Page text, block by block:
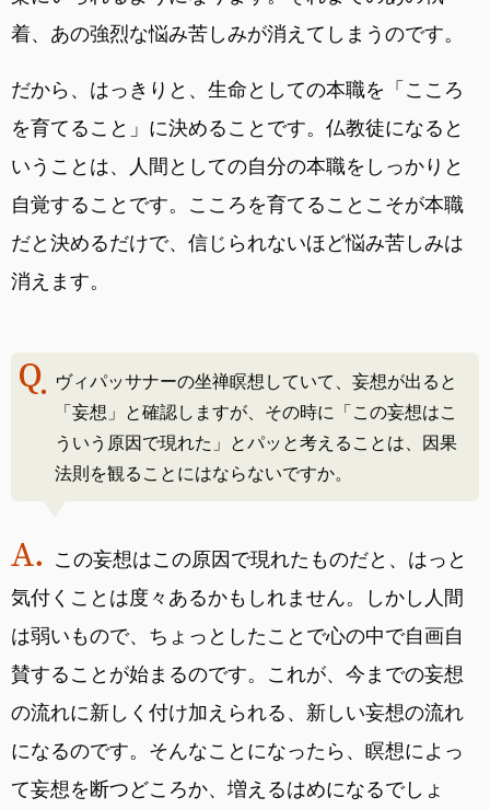
着、あの強烈な悩み苦しみが消えてしまうのです。
だから、はっきりと、生命としての本職を「こころ
を育てること」に決めることです。仏教徒になると
いうことは、人間としての自分の本職をしっかりと
自覚することです。こころを育てることこそが本職
だと決めるだけで、信じられないほど悩み苦しみは
消えます。
ヴィパッサナーの坐禅瞑想していて、妄想が出ると
「妄想」と確認しますが、その時に「この妄想はこ
ういう原因で現れた」とパッと考えることは、因果
法則を観ることにはならないですか。
この妄想はこの原因で現れたものだと、はっと
気付くことは度々あるかもしれません。しかし人間
は弱いもので、ちょっとしたことで心の中で自画自
賛することが始まるのです。これが、今までの妄想
の流れに新しく付け加えられる、新しい妄想の流れ
になるのです。そんなことになったら、瞑想によっ
て妄想を断つどころか、増えるはめになるでしょ